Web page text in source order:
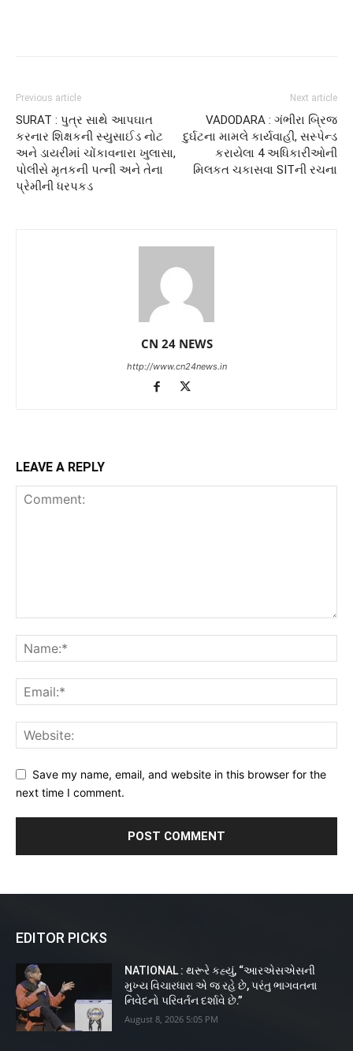
Previous article
SURAT : પુત્ર સાથે આપઘાત
કરનાર શિક્ષકની સ્યુસાઈડ નોટ
અને ડાયરીમાં ચોંકાવનારા ખુલાસા,
પોલીસે મૃતકની પત્ની અને તેના
પ્રેમીની ધરપકડ
Next article
VADODARA : ગંભીરા બ્રિજ
દુર્ઘટના મામલે કાર્યવાહી, સસ્પેન્ડ
કરાયેલા 4 અધિકારીઓની
મિલકત ચકાસવા SITની રચના
CN 24 NEWS
http://www.cn24news.in
LEAVE A REPLY
Save my name, email, and website in this browser for the
next time I comment.
EDITOR PICKS
NATIONAL : થરૂરે કહ્યું, “આરએસએસની
મુખ્ય વિચારધારા એ જ રહે છે, પરંતુ ભાગવતના
નિવેદનો પરિવર્તન દર્શાવે છે.”
August 8, 2026 5:05 PM